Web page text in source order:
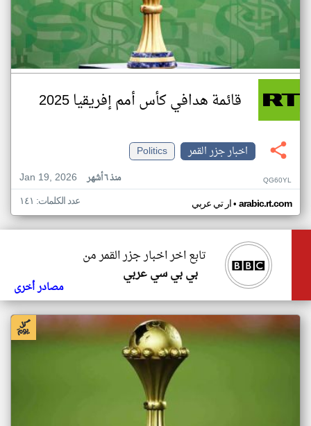
قائمة هدافي كأس أمم إفريقيا 2025
اخبار جزر القمر
Politics
Jan 19, 2026
منذ ٦ أشهر QG60YL
ار تي عربي• arabic.rt.com عدد الكلمات: ١٤١
تابع اخر اخبار جزر القمر من
بي بي سي عربي
مصادر أخرى